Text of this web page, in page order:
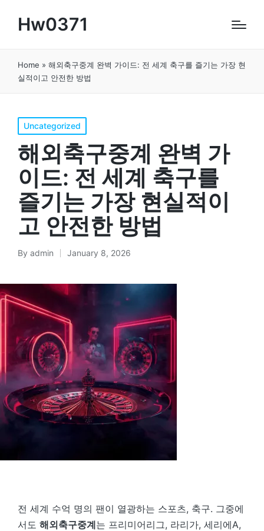
Hw0371
Home » 해외축구중계 완벽 가이드: 전 세계 축구를 즐기는 가장 현
실적이고 안전한 방법
Posted
in
Uncategorized
해외축구중계 완벽 가
이드: 전 세계 축구를
즐기는 가장 현실적이
고 안전한 방법
Posted
By admin January 8, 2026
전 세계 수억 명의 팬이 열광하는 스포츠, 축구. 그중에
서도 해외축구중계는 프리미어리그, 라리가, 세리에A,